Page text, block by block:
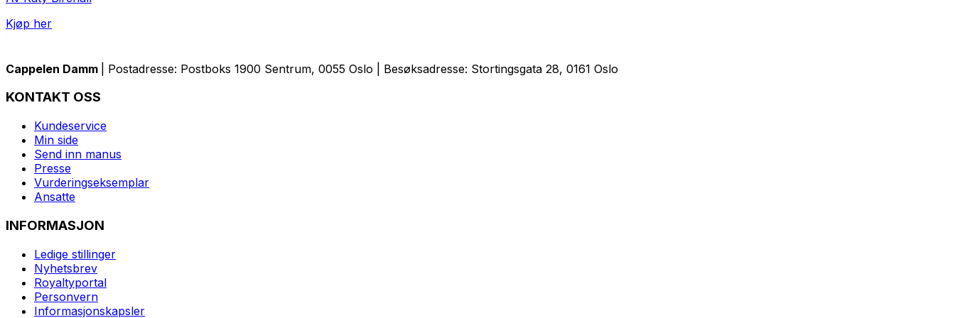
Kjøp her
Cappelen Damm | Postadresse: Postboks 1900 Sentrum, 0055 Oslo | Besøksadresse: Stortingsgata 28, 0161 Oslo
KONTAKT OSS
Kundeservice
Min side
Send inn manus
Presse
Vurderingseksemplar
Ansatte
INFORMASJON
Ledige stillinger
Nyhetsbrev
Royaltyportal
Personvern
Informasjonskapsler